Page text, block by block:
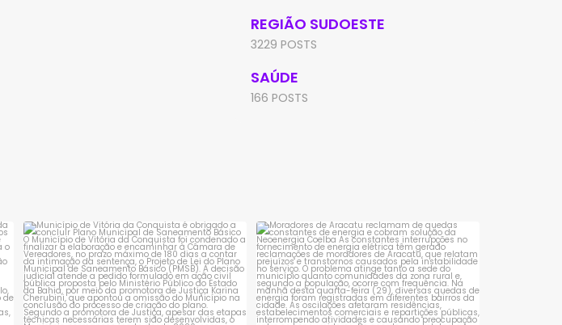
REGIÃO SUDOESTE
3229 POSTS
SAÚDE
166 POSTS
Município de Vitória da Conquista é
obrigado a...
1 0
Moradores de Aracatu reclamam de
quedas constantes...
1 0